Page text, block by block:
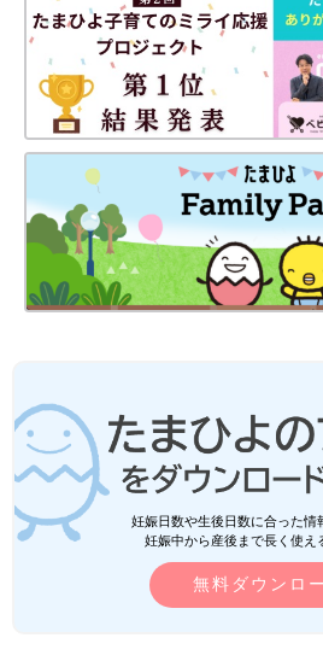
妊娠日数や生後日数に合った情
妊娠中から産後まで長く使え
無料ダウンロ